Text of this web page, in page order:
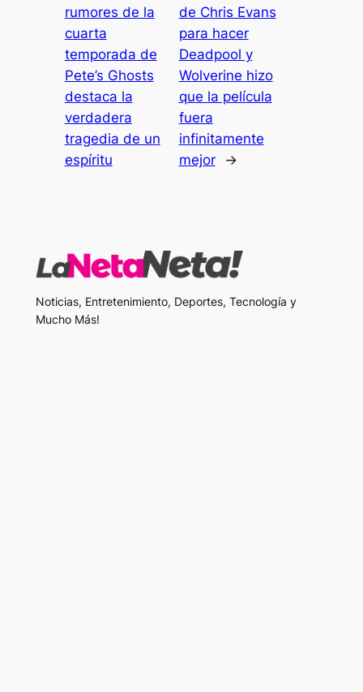
rumores de la
cuarta
temporada de
Pete’s Ghosts
destaca la
verdadera
tragedia de un
espíritu
de Chris Evans
para hacer
Deadpool y
Wolverine hizo
que la película
fuera
infinitamente
mejor
→
Noticias, Entretenimiento, Deportes, Tecnología y
Mucho Más!